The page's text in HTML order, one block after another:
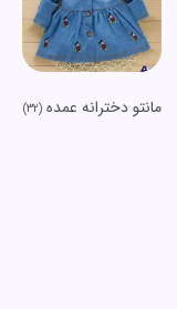
مانتو دخترانه عمده(32)